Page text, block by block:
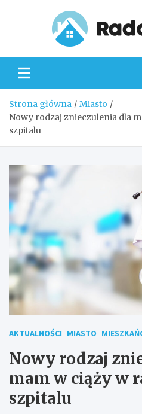
Strona główna
Miasto
Nowy rodzaj znieczulenia dla
szpitalu
AKTUALNOŚCI MIASTO
Nowy rodzaj
mam w ciąży w
szpitalu